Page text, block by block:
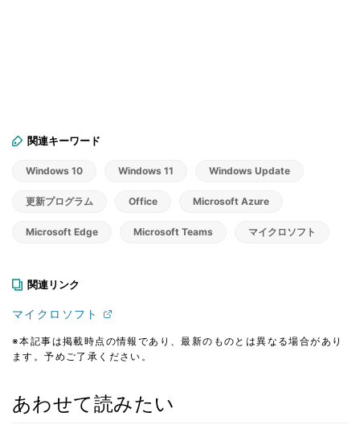
関連キーワード
Windows 10 Windows 11 Windows Update
更新プログラム Office Microsoft Azure
Microsoft Edge Microsoft Teams マイクロソフト
関連リンク
マイクロソフト
※本記事は掲載時点の情報であり、最新のものとは異なる場合があり
ます。予めご了承ください。
あわせて読みたい